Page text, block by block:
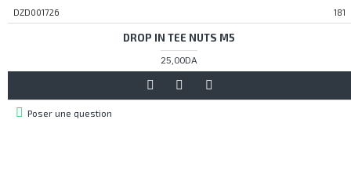
DZD001726 181
DROP IN TEE NUTS M5
25,00DA
Poser une question